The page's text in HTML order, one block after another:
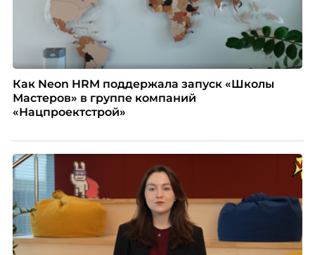
Как Neon HRM поддержала запуск «Школы
Мастеров» в группе компаний
«Нацпроектстрой»